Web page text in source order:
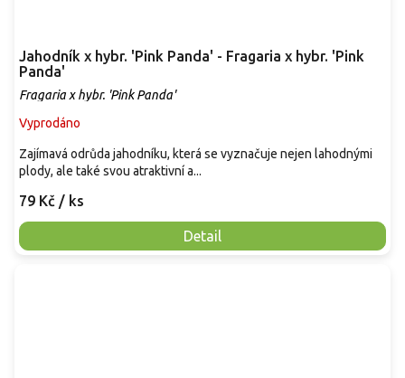
Jahodník x hybr. 'Pink Panda' - Fragaria x hybr. 'Pink
Panda'
Fragaria x hybr. 'Pink Panda'
Vyprodáno
79 Kč / ks
Detail
Zajímavá odrůda jahodníku, která se vyznačuje nejen lahodnými
plody, ale také svou atraktivní a...